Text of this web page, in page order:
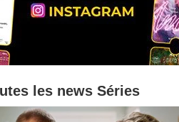
les news Séries